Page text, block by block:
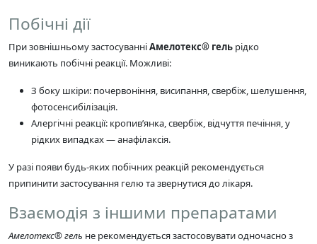
Побічні дії
При зовнішньому застосуванніАмелотекс® гель рідко
виникають побічні реакції. Можливі:
З боку шкіри: почервоніння, висипання, свербіж, шелушення,
фотосенсибілізація.
Алергічні реакції: кропив’янка, свербіж, відчуття печіння, у
рідких випадках — анафілаксія.
У разі появи будь-яких побічних реакцій рекомендується
припинити застосування гелю та звернутися до лікаря.
Взаємодія з іншими препаратами
Амелотекс® гель не рекомендується застосовувати одночасно з